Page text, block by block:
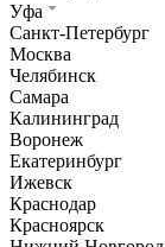
Уфа
Санкт-Петербург
Москва
Челябинск
Самара
Калининград
Воронеж
Екатеринбург
Ижевск
Краснодар
Красноярск